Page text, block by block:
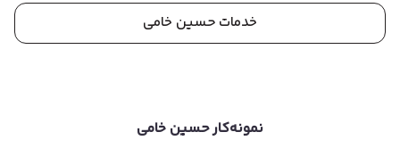
خدمات حسین خامی
نمونه‌کارحسین خامی